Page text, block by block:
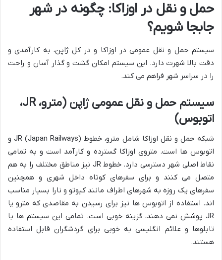
حمل و نقل در اوزاکا: چگونه در شهر
جابجا شویم؟
سیستم حمل و نقل عمومی در اوزاکا و در کل ژاپن، به کارآمدی و
دقت بالا شهرت دارد. این سیستم امکان گشت و گذار آسان و راحت
را در سراسر شهر فراهم می کند.
سیستم حمل و نقل عمومی ژاپن (مترو، JR،
اتوبوس)
شبکه حمل و نقل اوزاکا شامل مترو، خطوط JR (Japan Railways) و
اتوبوس ها است. متروی اوزاکا گسترده و کارآمد است و به تمامی
نقاط اصلی شهر دسترسی دارد. خطوط JR نیز مناطق مختلف را به هم
متصل می کنند و برای سفرهای کوتاه داخل شهری و همچنین
سفرهای یک روزه به شهرهای اطراف مانند کیوتو و نارا بسیار مناسب
اند. استفاده از اتوبوس ها نیز برای رسیدن به مقاصدی که مترو یا
JR پوشش نمی دهند، گزینه خوبی است. تمامی این سیستم ها با
تابلوها و علائم انگلیسی به خوبی برای گردشگران قابل استفاده
هستند.